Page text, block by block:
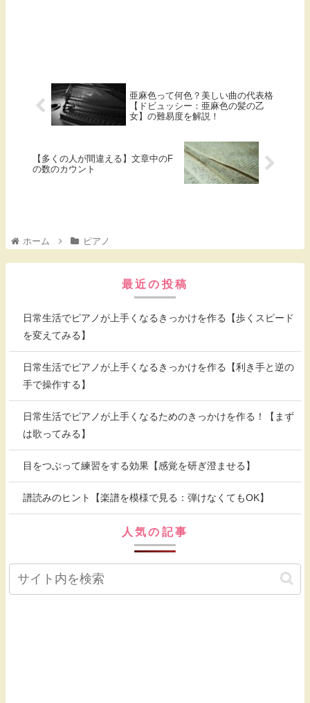
亜麻色って何色？美しい曲の代表格
【ドビュッシー：亜麻色の髪の乙
女】の難易度を解説！
【多くの人が間違える】文章中のF
の数のカウント
ホーム ピアノ
最近の投稿
日常生活でピアノが上手くなるきっかけを作る【歩くスピード
を変えてみる】
日常生活でピアノが上手くなるきっかけを作る【利き手と逆の
手で操作する】
日常生活でピアノが上手くなるためのきっかけを作る！【まず
は歌ってみる】
目をつぶって練習をする効果【感覚を研ぎ澄ませる】
譜読みのヒント【楽譜を模様で見る：弾けなくてもOK】
人気の記事